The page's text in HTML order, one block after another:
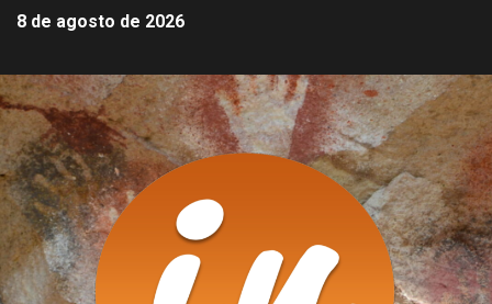
8 de agosto de 2026